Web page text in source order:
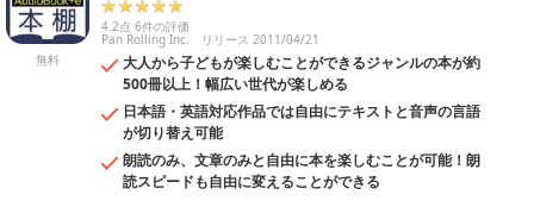
無料
4.2点 6件の評価
Pan Rolling Inc. リリース 2011/04/21
大人から子どもが楽しむことができるジャンルの本が約
500冊以上！幅広い世代が楽しめる
日本語・英語対応作品では自由にテキストと音声の言語
が切り替え可能
朗読のみ、文章のみと自由に本を楽しむことが可能！朗
読スピードも自由に変えることができる